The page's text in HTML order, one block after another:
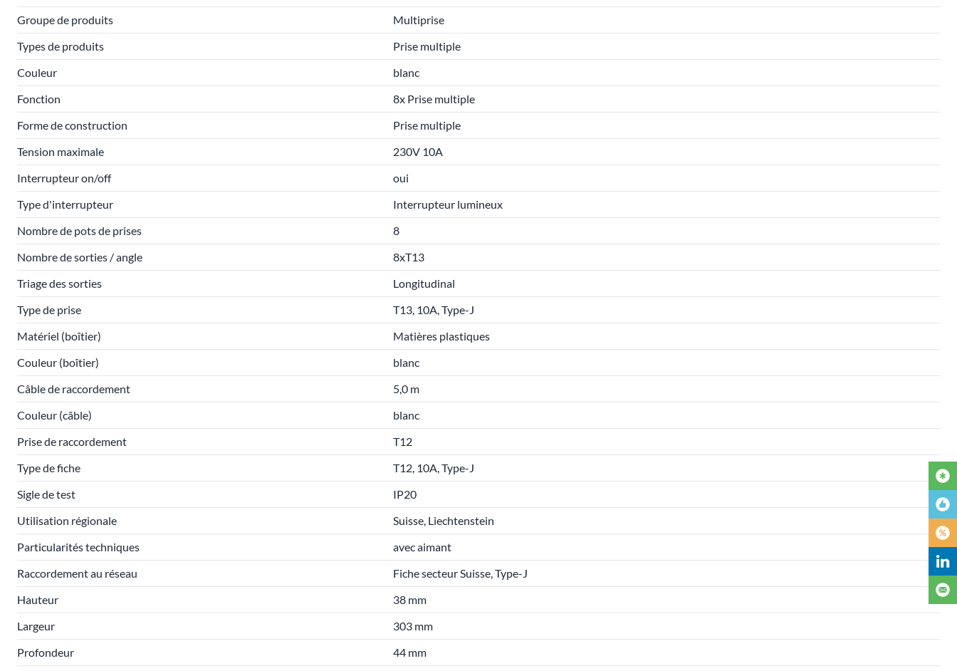
Groupe de produits
Multiprise
Types de produits
Prise multiple
Couleur
blanc
Fonction
8x Prise multiple
Forme de construction
Prise multiple
Tension maximale
230V 10A
Interrupteur on/off
oui
Type d'interrupteur
Interrupteur lumineux
Nombre de pots de prises
8
Nombre de sorties / angle
8xT13
Triage des sorties
Longitudinal
Type de prise
T13, 10A, Type-J
Matériel (boîtier)
Matières plastiques
Couleur (boîtier)
blanc
Câble de raccordement
5,0 m
Couleur (câble)
blanc
Prise de raccordement
T12
Type de fiche
T12, 10A, Type-J
Sigle de test
IP20
Utilisation régionale
Suisse, Liechtenstein
Particularités techniques
avec aimant
Raccordement au réseau
Fiche secteur Suisse, Type-J
Hauteur
38 mm
Largeur
303 mm
Profondeur
44 mm